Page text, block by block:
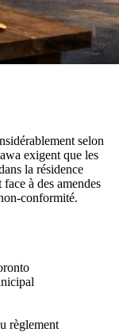
selon
exigent que les
la résidence
à des amendes
conformité.
règlement